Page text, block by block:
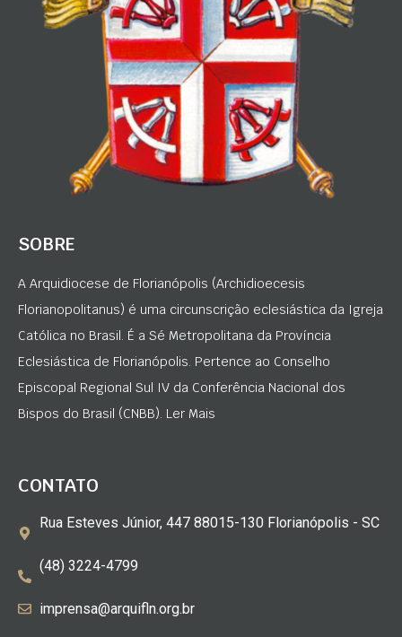
SOBRE
A Arquidiocese de Florianópolis (Archidioecesis
Florianopolitanus) é uma circunscrição eclesiástica da Igreja
Católica no Brasil. É a Sé Metropolitana da Província
Eclesiástica de Florianópolis. Pertence ao Conselho
Episcopal Regional Sul IV da Conferência Nacional dos
Bispos do Brasil (CNBB). Ler Mais
CONTATO
Rua Esteves Júnior, 447 88015-130 Florianópolis - SC
(48) 3224-4799
imprensa@arquifln.org.br